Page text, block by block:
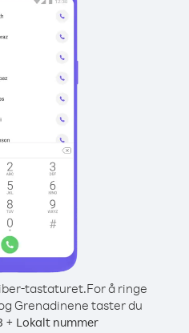
tastaturet.For å ringe
Grenadinene taster du
+ Lokalt nummer